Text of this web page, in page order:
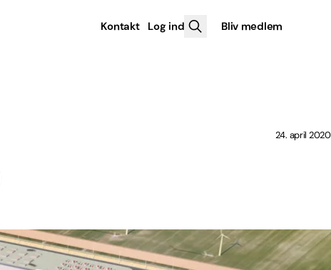
Kontakt Log ind Bliv medlem
24. april 2020